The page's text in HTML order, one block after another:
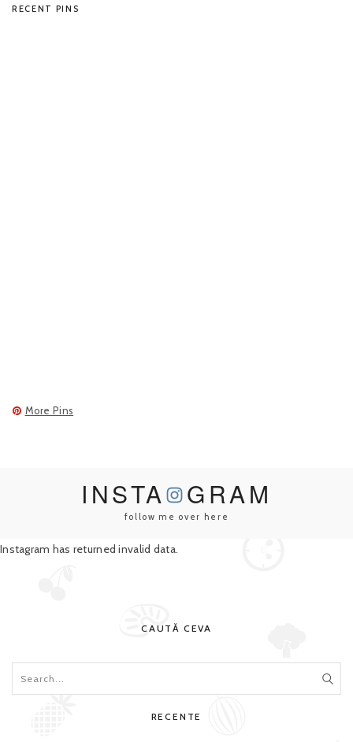
RECENT PINS
More Pins
INSTA GRAM
follow me over here
Instagram has returned invalid data.
CAUTĂ CEVA
RECENTE